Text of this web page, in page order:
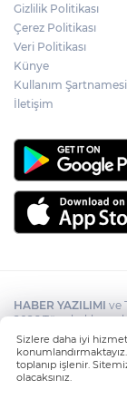
Gizlilik Politikası
Çerez Politikası
Veri Politikası
Künye
Kullanım Şartnamesi
İletişim
HABER YAZILIMI ve
2026 Tüm hakları
Sizlere daha iyi
toplanıp işlenir.
olacaksınız.